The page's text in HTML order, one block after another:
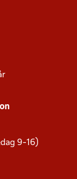
9-16)